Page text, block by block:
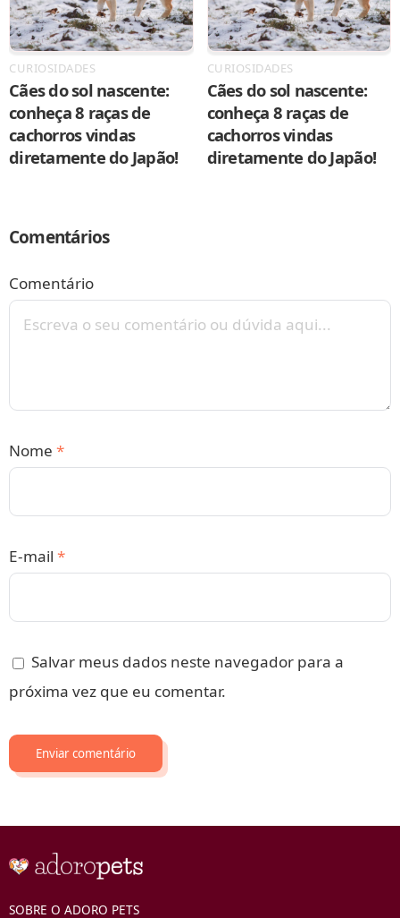
CURIOSIDADES
Cães do sol nascente:
conheça 8 raças de
cachorros vindas
diretamente do Japão!
CURIOSIDADES
Cães do sol nascente:
conheça 8 raças de
cachorros vindas
diretamente do Japão!
Comentários
Comentário
Nome *
E-mail *
Salvar meus dados neste navegador para a
próxima vez que eu comentar.
SOBRE O ADORO PETS